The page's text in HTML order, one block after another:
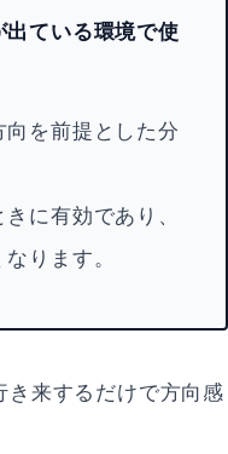
出ている環境で使
向を前提とした分
に有効であり、
ります。
来するだけで方向感